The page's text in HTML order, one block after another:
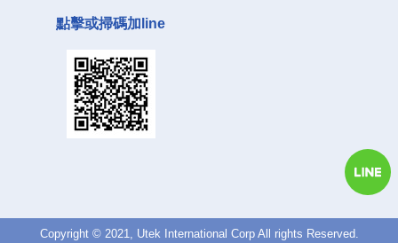
點擊或掃碼加line
Copyright © 2021, Utek International Corp All rights Reserved.